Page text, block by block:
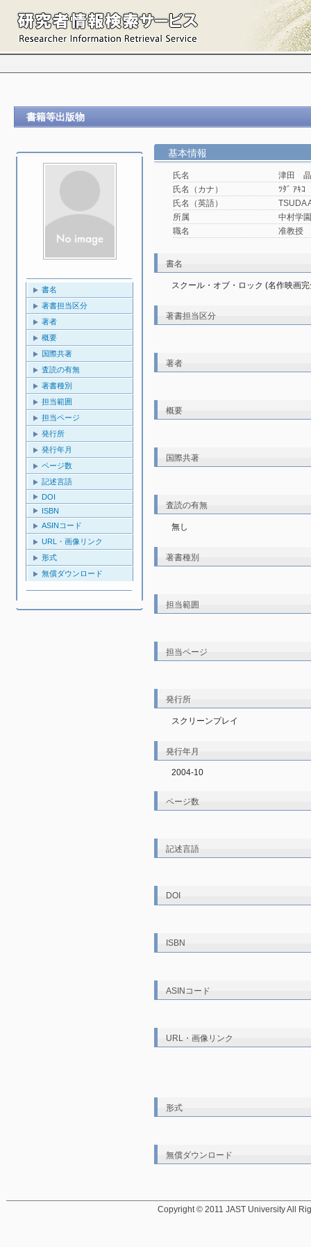
書籍等出版物
書名
著書担当区分
著者
概要
国際共著
査読の有無
著書種別
担当範囲
担当ページ
発行所
発行年月
ページ数
記述言語
DOI
ISBN
ASINコード
URL・画像リンク
形式
無償ダウンロード
基本情報
氏名
津田
氏名（カナ）
ﾂﾀﾞ ｱｷｺ
氏名（英語）
TSUDA
所属
中村学
職名
准教授
書名
スクール・オブ・ロック (名作映画
著書担当区分
著者
概要
国際共著
査読の有無
無し
著書種別
担当範囲
担当ページ
発行所
スクリーンプレイ
発行年月
2004-10
ページ数
記述言語
DOI
ISBN
ASINコード
URL・画像リンク
形式
無償ダウンロード